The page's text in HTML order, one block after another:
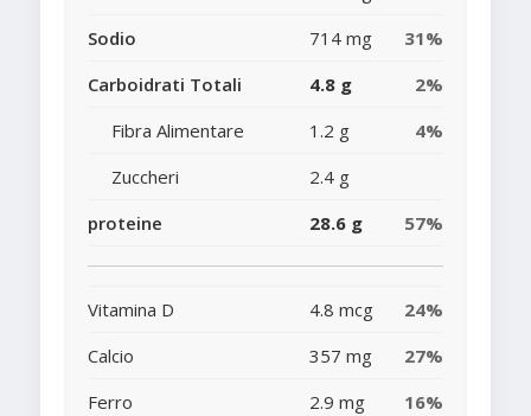
Sodio
714 mg
31%
Carboidrati Totali
4.8 g
2%
Fibra Alimentare
1.2 g
4%
Zuccheri
2.4 g
proteine
28.6 g 57%
Vitamina D 4.8 mcg
24%
Calcio
357 mg
27%
Ferro
2.9 mg
16%